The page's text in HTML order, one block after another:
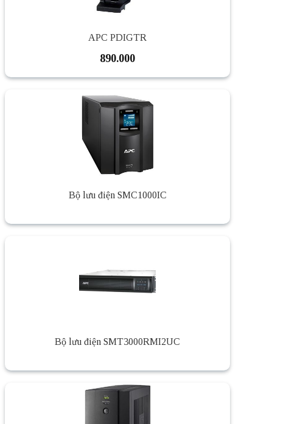
APC PDIGTR
890.000
Bộ lưu điện SMC1000IC
Bộ lưu điện SMT3000RMI2UC